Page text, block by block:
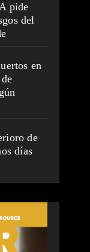
pide
del
en
de
días